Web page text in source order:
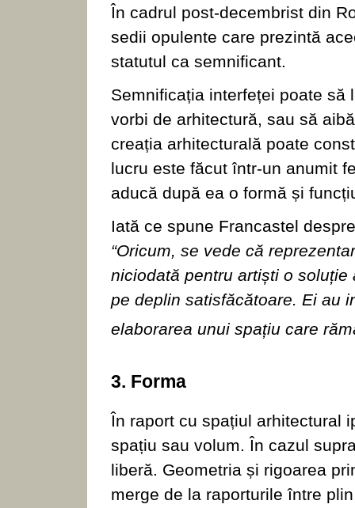
În cadrul post-decembrist din
sedii opulente care prezintă
statutul ca semnificant.
Semnificația interfeței poate
vorbi de arhitectură, sau să
creația arhitecturală poate
lucru este făcut într-un anumit
aducă după ea o formă și
Iată ce spune Francastel
“Oricum, se vede că
niciodată pentru artiști o
pe deplin satisfăcătoare. Ei au
elaborarea unui spațiu care
3. Forma
În raport cu spațiul arhitectural
spațiu sau volum. În cazul
liberă. Geometria și rigoarea
merge de la raporturile între